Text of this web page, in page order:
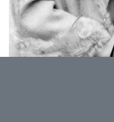
Réalisé par Clara